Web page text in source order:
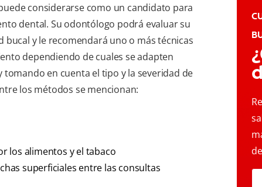
considerarse como un candidato para
dental. Su odontólogo podrá evaluar su
bucal y le recomendará uno o más técnicas
dependiendo de cuales se adapten
tomando en cuenta el tipo y la severidad de
los métodos se mencionan:
los alimentos y el tabaco
superficiales entre las consultas